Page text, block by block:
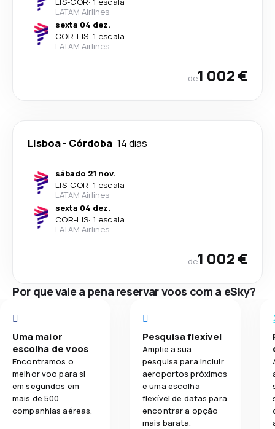
LATAM Airlines
sexta 04 dez.
COR-LIS· 1 escala
LATAM Airlines
de1 002 €
Lisboa- Córdoba 14 dias
sábado 21 nov.
LIS-COR· 1 escala
LATAM Airlines
sexta 04 dez.
COR-LIS· 1 escala
LATAM Airlines
de1 002 €
Por que vale a pena reservar voos com a eSky?
Uma maior
escolha de voos
Encontramos o
melhor voo para si
em segundos em
mais de 500
companhias aéreas.
Pesquisa flexível
Amplie a sua
pesquisa para incluir
aeroportos próximos
e uma escolha
flexível de datas para
encontrar a opção
mais barata.